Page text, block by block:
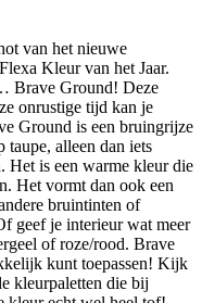
van het nieuwe
Kleur van het Jaar.
Brave Ground! Deze
onrustige tijd kan je
Ground is een bruingrijze
alleen dan iets
Het is een warme kleur die
Het vormt dan ook een
bruintinten of
geef je interieur wat meer
of roze/rood. Brave
kunt toepassen! Kijk
kleurpaletten die bij